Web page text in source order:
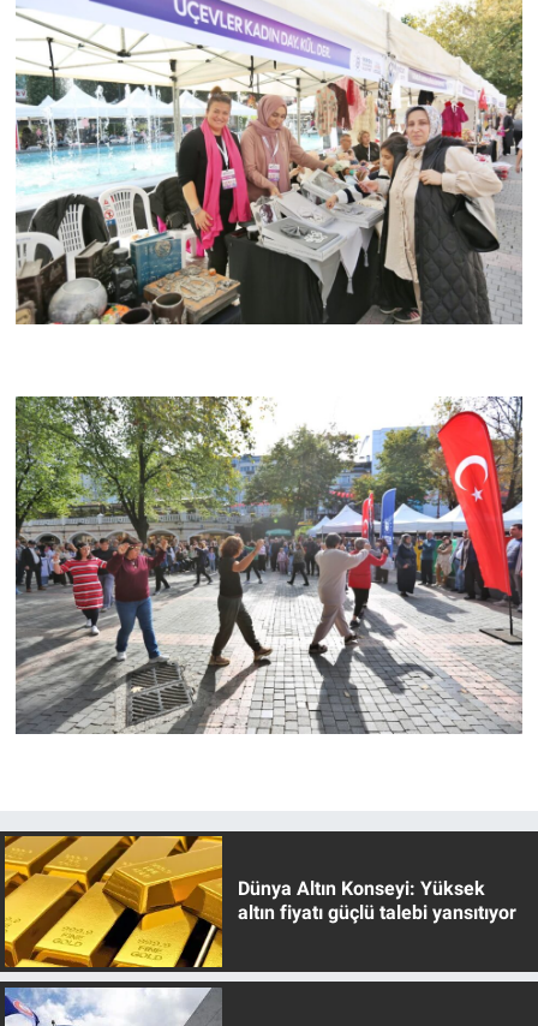
Dünya Altın Konseyi: Yüksek
altın fiyatı güçlü talebi yansıtıyor